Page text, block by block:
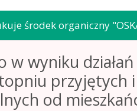
środek organiczny
w wyniku
przyjętych
od